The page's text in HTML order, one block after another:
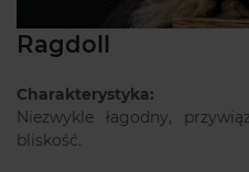
Ragdoll
Charakterystyka:
Niezwykle łagodny,
bliskość.